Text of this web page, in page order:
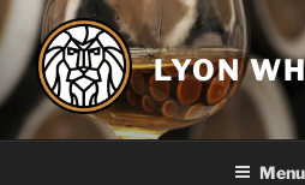
Aller
au
contenu
principal
LYON
Menu